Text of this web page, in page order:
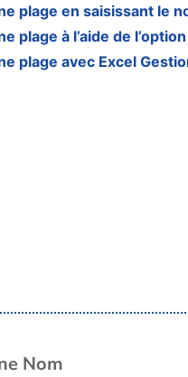
plage en saisissant le
plage à l’aide de
plage avec Excel
Nom